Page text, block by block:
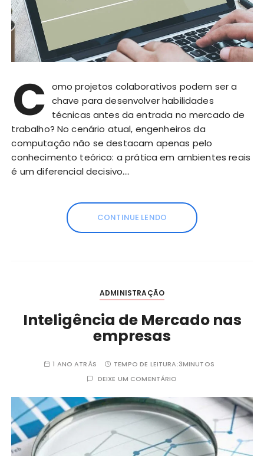
C omo projetos colaborativos podem ser a
chave para desenvolver habilidades
técnicas antes da entrada no mercado de
trabalho? No cenário atual, engenheiros da
computação não se destacam apenas pelo
conhecimento teórico: a prática em ambientes reais
é um diferencial decisivo….
CONTINUE LENDO
ADMINISTRAÇÃO
Inteligência de Mercado nas
empresas
1 ANO ATRÁS TEMPO DE LEITURA:3MINUTOS
DEIXE UM COMENTÁRIO